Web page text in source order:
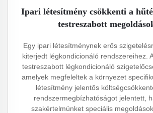
Ipari létesítmény csökkenti a
testreszabott
Egy ipari létesítménynek erős
kiterjedt légkondicionáló rendszereihez.
testreszabott légkondicionáló
amelyek megfeleltek a környezet
létesítmény jelentős
rendszermegbízhatóságot jelentett,
szakértelmünket speciális